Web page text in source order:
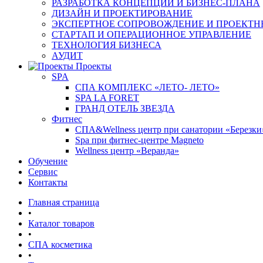
РАЗРАБОТКА КОНЦЕПЦИИ И БИЗНЕС-ПЛАНА
ДИЗАЙН И ПРОЕКТИРОВАНИЕ
ЭКСПЕРТНОЕ СОПРОВОЖДЕНИЕ И
СТАРТАП И ОПЕРАЦИОННОЕ УПРАВЛЕНИЕ
ТЕХНОЛОГИЯ БИЗНЕСА
АУДИТ
Проекты
SPA
СПА КОМПЛЕКС «ЛЕТО- ЛЕТО»
SPA LA FORET
ГРАНД ОТЕЛЬ ЗВЕЗДА
Фитнес
СПА&Wellness центр при санатории
Spa при фитнес-центре Magneto
Wellness центр «Веранда»
Обучение
Сервис
Контакты
Главная страница
•
Каталог товаров
•
СПА косметика
•